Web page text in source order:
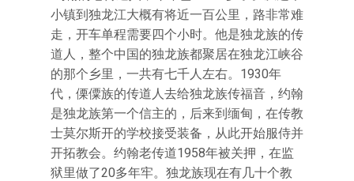
小镇到独龙江大概有将近一百公里，路非常难
走，开车单程需要四个小时。他是独龙族的传
道人，整个中国的独龙族都聚居在独龙江峡谷
的那个乡里，一共有七千人左右。1930年
代，傈僳族的传道人去给独龙族传福音，约翰
是独龙族第一个信主的，后来到缅甸，在传教
士莫尔斯开的学校接受装备，从此开始服侍并
开拓教会。约翰老传道1958年被关押，在监
狱里做了20多年牢。独龙族现在有几十个教